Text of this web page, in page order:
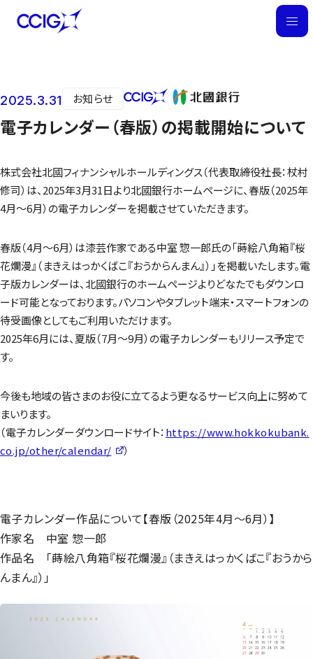
M
ニュース
2025.3.31 お知らせ
電子カレンダー（春版）の掲載開始について
株式会社北國フィナンシャルホールディングス（代表取締役社長：杖村
修司）は、2025年3月31日より北國銀行ホームページに、春版（2025年
4月～6月）の電子カレンダーを掲載させていただきます。
春版（4月～6月）は漆芸作家である中室 惣一郎氏の「蒔絵八角箱『桜
花爛漫』（まきえはっかくばこ『おうからんまん』）」を掲載いたします。電
子版カレンダーは、北國銀行のホームページよりどなたでもダウンロ
ード可能となっております。パソコンやタブレット端末・スマートフォンの
待受画像としてもご利用いただけます。
2025年6月には、夏版（7月～9月）の電子カレンダーもリリース予定で
す。
今後も地域の皆さまのお役に立てるよう更なるサービス向上に努めて
まいります。
（電子カレンダーダウンロードサイト： https://www.hokkokubank.
co.jp/other/calendar/
）
電子カレンダー作品について【春版（2025年4月～6月）】
作家名 中室 惣一郎
作品名 「蒔絵八角箱『桜花爛漫』（まきえはっかくばこ『おうから
んまん』）」